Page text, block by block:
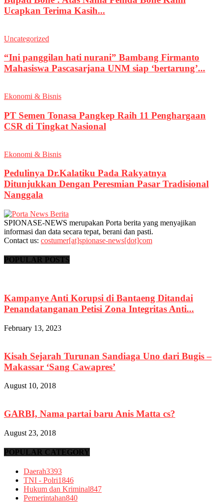
Ucapkan Terima Kasih...
Uncategorized
“Ini panggilan hati nurani” Bambang Firmanto
Mahasiswa Pascasarjana UNM siap ‘bertarung’...
Ekonomi & Bisnis
PT Semen Tonasa Pangkep Raih 11 Penghargaan
CSR di Tingkat Nasional
Ekonomi & Bisnis
Pedulinya Dr.Kalatiku Pada Rakyatnya
Ditunjukkan Dengan Peresmian Pasar Tradisional
Nanggala
SPIONASE-NEWS merupakan Porta berita yang menyajikan
informasi dan data secara tepat, berani dan pasti.
Contact us: costumer[at]spionase-news[dot]com
POPULAR POSTS
Kampanye Anti Korupsi di Bantaeng Ditandai
Penandatanganan Petisi Zona Integritas Anti...
February 13, 2023
Kisah Sejarah Turunan Sandiaga Uno dari Bugis –
Makassar ‘Sang Cawapres’
August 10, 2018
GARBI, Nama partai baru Anis Matta cs?
August 23, 2018
POPULAR CATEGORY
Daerah3393
TNI - Polri1846
Hukum dan Kriminal847
Pemerintahan840